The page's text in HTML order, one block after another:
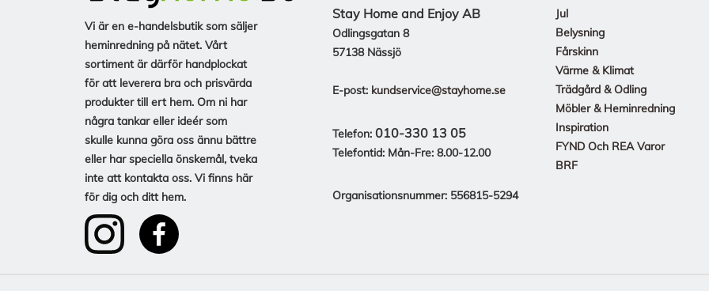
Vi är en e-handelsbutik som säljer
heminredning på nätet. Vårt
sortiment är därför handplockat
för att leverera bra och prisvärda
produkter till ert hem. Om ni har
några tankar eller ideér som
skulle kunna göra oss ännu bättre
eller har speciella önskemål, tveka
inte att kontakta oss. Vi finns här
för dig och ditt hem.
Stay Home and Enjoy AB
Odlingsgatan 8
57138 Nässjö
E-post: kundservice@stayhome.se
Telefon: 010-330 13 05
Telefontid: Mån-Fre: 8.00-12.00
Organisationsnummer: 556815-5294
Jul
Belysning
Fårskinn
Värme & Klimat
Trädgård & Odling
Möbler & Heminredning
Inspiration
FYND Och REA Varor
BRF